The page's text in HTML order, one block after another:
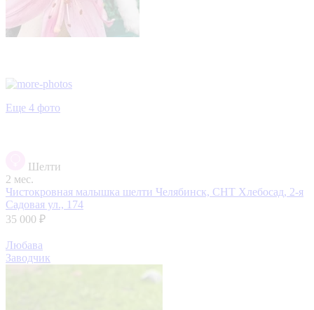
Еще 4 фото
Шелти
2 мес.
Чистокровная малышка шелти Челябинск, СНТ Хлебосад, 2-я
Садовая ул., 174
35 000 ₽
Любава
Заводчик